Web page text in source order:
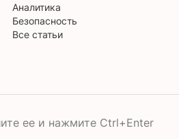
Аналитика
Безопасность
Все статьи
ее и нажмите Ctrl+Enter